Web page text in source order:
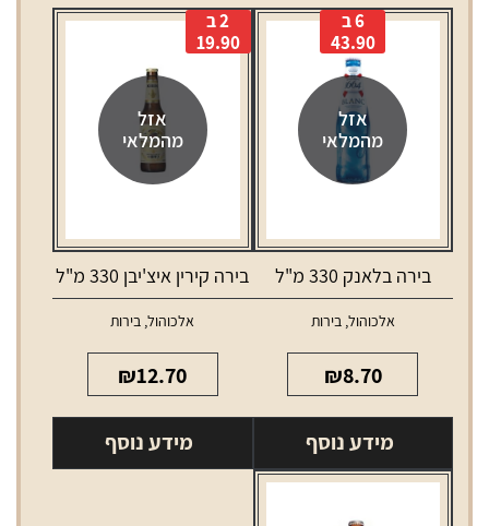
אזל
מהמלאי
6 ב
43.90
בירה בלאנק 330 מ"ל
אלכוהול,בירות
₪8.70
מידע נוסף
אזל
מהמלאי
2 ב
19.90
בירה קירין איצ'יבן 330 מ"ל
אלכוהול, בירות
₪12.70
מידע נוסף